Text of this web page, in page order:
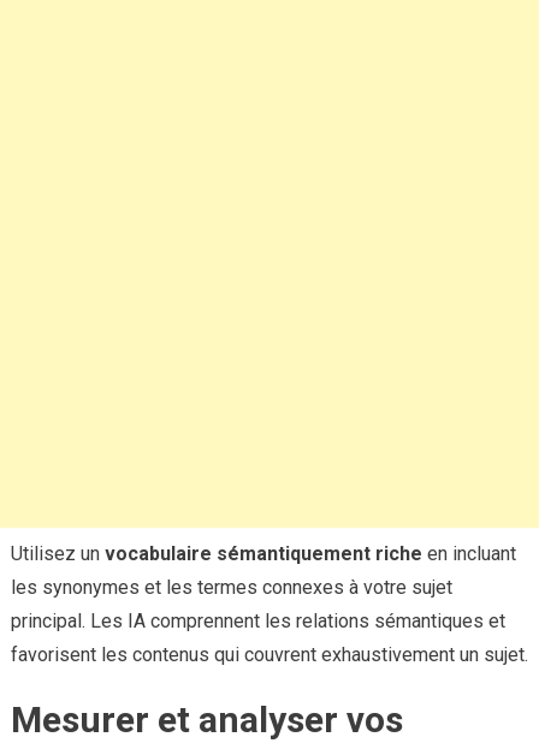
Utilisez un vocabulaire sémantiquement riche en incluant
les synonymes et les termes connexes à votre sujet
principal. Les IA comprennent les relations sémantiques et
favorisent les contenus qui couvrent exhaustivement un sujet.
Mesurer et analyser vos